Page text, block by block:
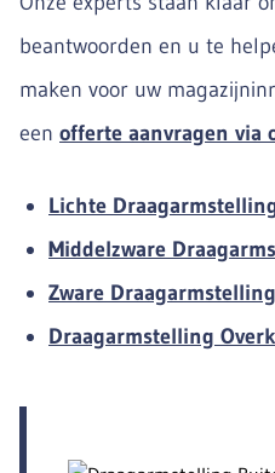
beantwoorden en u te
maken voor uw
een offerte aanvragen via
Lichte
Middelzware
Zware
Draagarmstelling